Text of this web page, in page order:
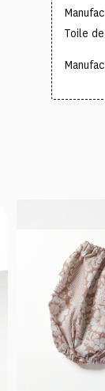
Toile